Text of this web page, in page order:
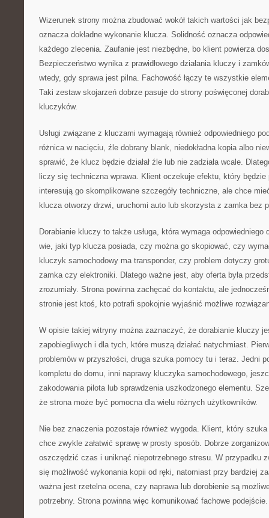
Wizerunek strony można zbudować wokół takich wartości jak
oznacza dokładne wykonanie klucza. Solidność oznacza
każdego zlecenia. Zaufanie jest niezbędne, bo klient powierza
Bezpieczeństwo wynika z prawidłowego działania kluczy i
wtedy, gdy sprawa jest pilna. Fachowość łączy te wszystkie
Taki zestaw skojarzeń dobrze pasuje do strony poświęconej
kluczyków.
Usługi związane z kluczami wymagają również odpowiedniego
różnica w nacięciu, źle dobrany blank, niedokładna kopia albo
sprawić, że klucz będzie działał źle lub nie zadziała wcale.
liczy się techniczna wprawa. Klient oczekuje efektu, który będzie
interesują go skomplikowane szczegóły techniczne, ale chce
klucza otworzy drzwi, uruchomi auto lub skorzysta z zamka bez
Dorabianie kluczy to także usługa, która wymaga
wie, jaki typ klucza posiada, czy można go skopiować, czy
kluczyk samochodowy ma transponder, czy problem dotyczy
zamka czy elektroniki. Dlatego ważne jest, aby oferta była
zrozumiały. Strona powinna zachęcać do kontaktu, ale
stronie jest ktoś, kto potrafi spokojnie wyjaśnić możliwe
W opisie takiej witryny można zaznaczyć, że dorabianie kluczy
zapobiegliwych i dla tych, które muszą działać natychmiast.
problemów w przyszłości, druga szuka pomocy tu i teraz. Jedni
kompletu do domu, inni naprawy kluczyka samochodowego,
zakodowania pilota lub sprawdzenia uszkodzonego elementu.
że strona może być pomocna dla wielu różnych użytkowników.
Nie bez znaczenia pozostaje również wygoda. Klient, który
chce zwykle załatwić sprawę w prosty sposób. Dobrze
oszczędzić czas i uniknąć niepotrzebnego stresu. W przypadku
się możliwość wykonania kopii od ręki, natomiast przy bardziej
ważna jest rzetelna ocena, czy naprawa lub dorobienie są
potrzebny. Strona powinna więc komunikować fachowe podejście.